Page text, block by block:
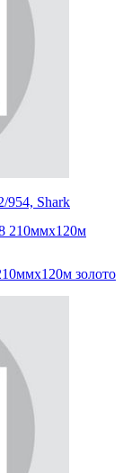
954, Shark
золото